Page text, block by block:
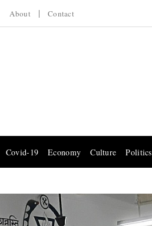
About Contact
Covid-19 Economy Culture Politics